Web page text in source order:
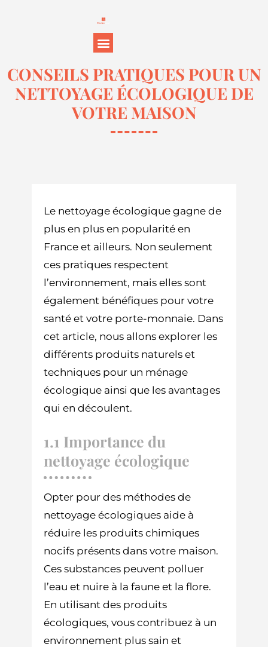
CONSEILS PRATIQUES POUR UN
NETTOYAGE ÉCOLOGIQUE DE
VOTRE MAISON
Le nettoyage écologique gagne de
plus en plus en popularité en
France et ailleurs. Non seulement
ces pratiques respectent
l’environnement, mais elles sont
également bénéfiques pour votre
santé et votre porte-monnaie. Dans
cet article, nous allons explorer les
différents produits naturels et
techniques pour un ménage
écologique ainsi que les avantages
qui en découlent.
1.1 Importance du
nettoyage écologique
Opter pour des méthodes de
nettoyage écologiques aide à
réduire les produits chimiques
nocifs présents dans votre maison.
Ces substances peuvent polluer
l’eau et nuire à la faune et la flore.
En utilisant des produits
écologiques, vous contribuez à un
environnement plus sain et